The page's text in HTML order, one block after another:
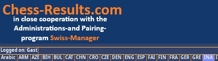
Logged on: Gast
Arabic ARM AZE BIH BUL CAT CHN CRO CZE DEN ENG ESP FAI FIN FRA GER GRE INA